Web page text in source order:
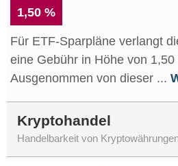
1,50 %
Für ETF-Sparpläne verlangt
eine Gebühr in Höhe von
Ausgenommen von dieser ...
Kryptohandel
Handelbarkeit von